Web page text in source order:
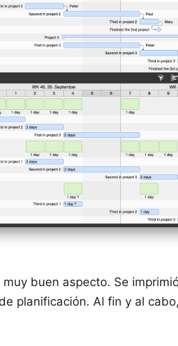
buen aspecto. Se
planificación. Al fin y al